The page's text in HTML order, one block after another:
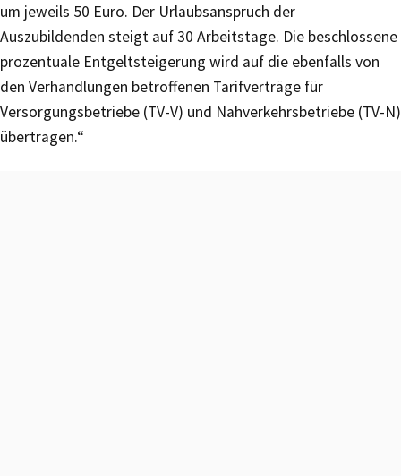
um jeweils 50 Euro. Der Urlaubsanspruch der
Auszubildenden steigt auf 30 Arbeitstage. Die beschlossene
prozentuale Entgeltsteigerung wird auf die ebenfalls von
den Verhandlungen betroffenen Tarifverträge für
Versorgungsbetriebe (TV-V) und Nahverkehrsbetriebe (TV-N)
übertragen.“